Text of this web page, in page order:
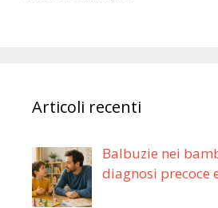
Articoli recenti
Balbuzie nei
diagnosi precoce